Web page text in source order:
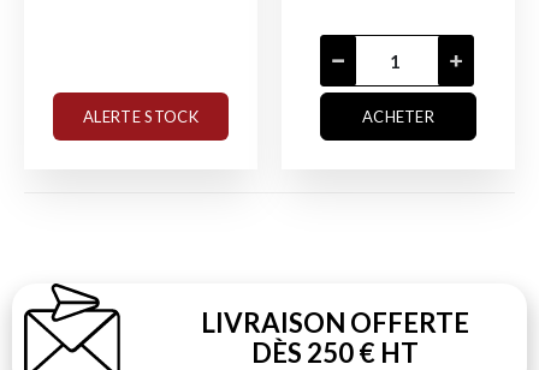
ALERTE STOCK ACHETER
LIVRAISON OFFERTE
DÈS 250 € HT